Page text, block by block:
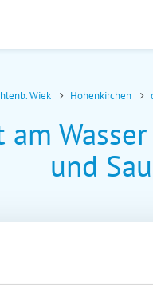
Wiek Hohenkirchen
und